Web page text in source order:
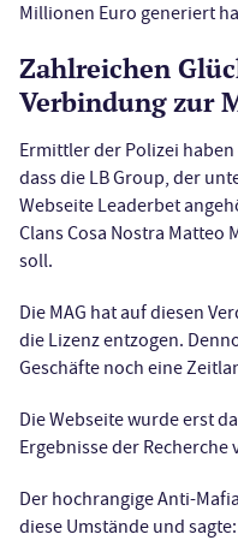
Millionen Euro generiert
Zahlreichen
Verbindung zur
Ermittler der Polizei
dass die LB Group, der
Webseite Leaderbet
Clans Cosa Nostra Matteo
soll.
Die MAG hat auf diesen
die Lizenz entzogen.
Geschäfte noch eine
Die Webseite wurde erst
Ergebnisse der
Der hochrangige Anti-
diese Umstände und sagte: